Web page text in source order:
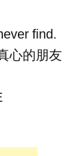
find.
心的朋友